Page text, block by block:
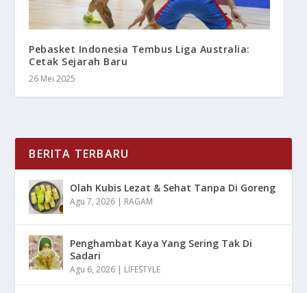
Pebasket Indonesia Tembus Liga Australia:
Cetak Sejarah Baru
26 Mei 2025
BERITA TERBARU
Olah Kubis Lezat & Sehat Tanpa Di Goreng
Agu 7, 2026 | RAGAM
Penghambat Kaya Yang Sering Tak Di
Sadari
Agu 6, 2026 | LIFESTYLE